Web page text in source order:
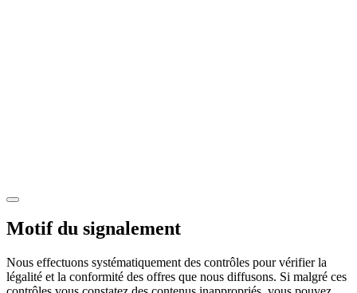
Motif du signalement
Nous effectuons systématiquement des contrôles pour vérifier la
légalité et la conformité des offres que nous diffusons. Si malgré ces